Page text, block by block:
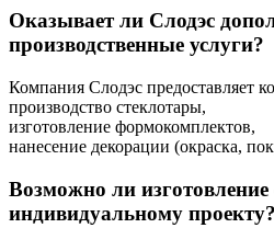
Оказывает ли Слодэс
производственные услуги?
Компания Слодэс предоставляет
производство стеклотары,
изготовление формокомплектов,
нанесение декорации (окраска,
Возможно ли
индивидуальному проекту?